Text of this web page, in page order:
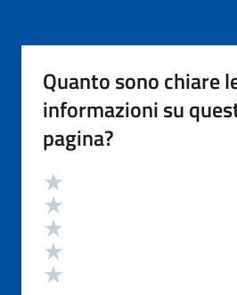
Quanto sono chiare
informazioni su
pagina?
Valutazione